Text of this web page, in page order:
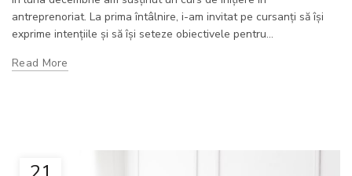
antreprenoriat. La prima întâlnire, i-am invitat pe cursanți să își
exprime intențiile și să își seteze obiectivele pentru...
Read More